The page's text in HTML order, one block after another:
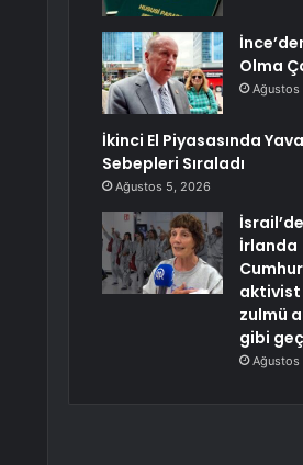
Olma
Ağustos
İkinci El Piyasasında
Sebepleri Sıraladı
Ağustos 5, 2026
İrlanda
aktivist
zulmü
gibi
Ağustos